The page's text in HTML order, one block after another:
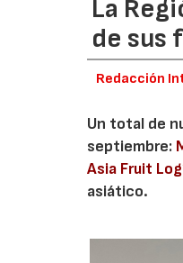
La
de sus
Redacción
Un total de
septiembre:
Asia Fruit
asiático.